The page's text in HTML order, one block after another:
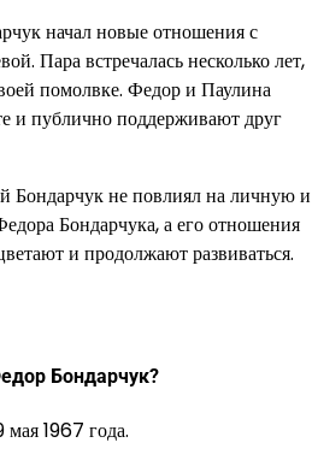
начал новые отношения с
Пара встречалась несколько лет,
помолвке. Федор и Паулина
и публично поддерживают друг
Бондарчук не повлиял на личную и
Бондарчука, а его отношения
и продолжают развиваться.
Бондарчук?
1967 года.